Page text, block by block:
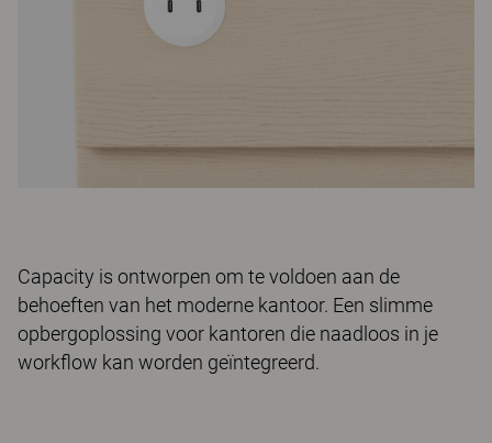
Capacity is ontworpen om te voldoen aan de
behoeften van het moderne kantoor. Een slimme
opbergoplossing voor kantoren die naadloos in je
workflow kan worden geïntegreerd.